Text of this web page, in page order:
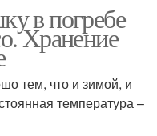
в погребе
Хранение
тем, что и зимой, и
температура –